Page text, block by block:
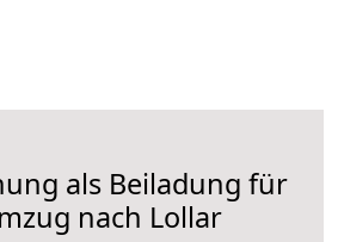
als Beiladung für
nach Lollar